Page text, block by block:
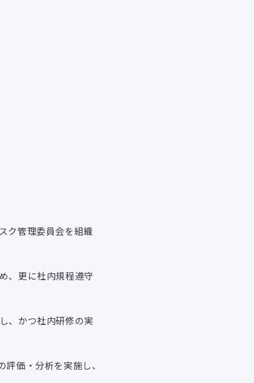
ク管理委員会を組織
、更に社内規程遵守
、かつ社内研修の実
価・分析を実施し、